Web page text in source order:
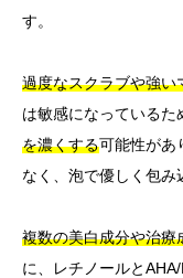
す。
過度なスクラブや強い
は敏感になっているた
を濃くする可能性があ
なく、泡で優しく包み
複数の美白成分や治療
に、レチノールと